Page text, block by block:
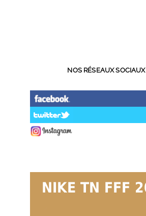
NOS RÉSEAUX SOCIAUX